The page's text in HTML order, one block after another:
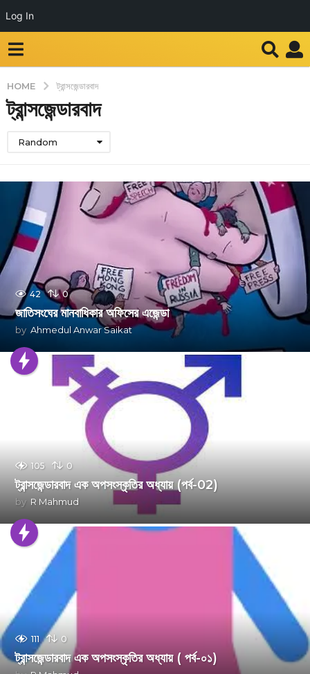
Log In
HOME ট্রান্সজেন্ডারবাদ
ট্রান্সজেন্ডারবাদ
Random
42 0
জাতিসংঘের মানবাধিকার অফিসের এজেন্ডা
by Ahmedul Anwar Saikat
105 0
ট্রান্সজেন্ডারবাদ এক অপসংস্কৃতির অধ্যায় (পর্ব-02)
by R Mahmud
111 0
ট্রান্সজেন্ডারবাদ এক অপসংস্কৃতির অধ্যায় ( পর্ব-০১)